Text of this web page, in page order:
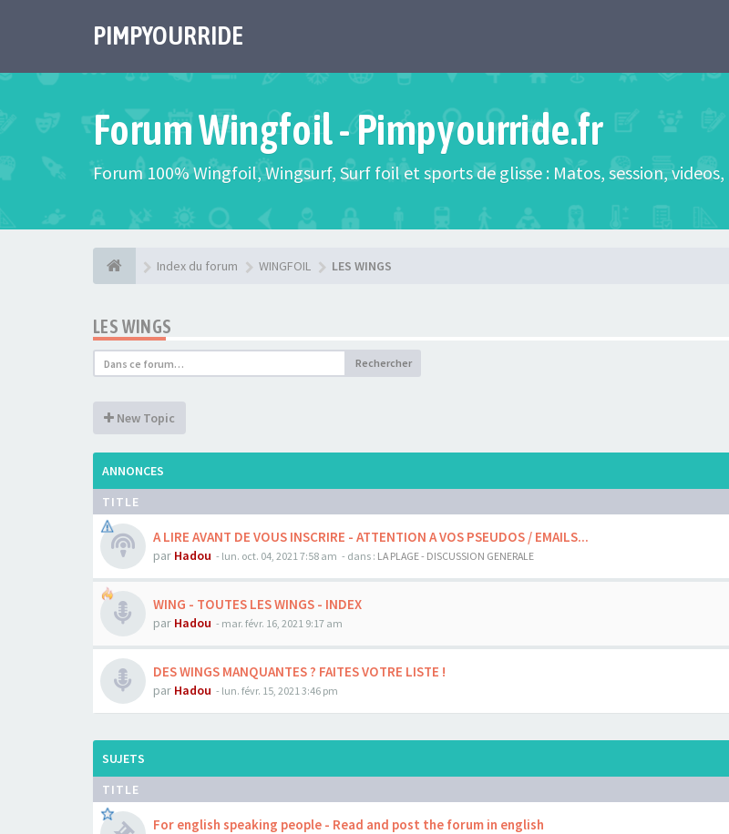
PIMPYOURRIDE
Forum Wingfoil - Pimpyourride.fr
Forum 100% Wingfoil, Wingsurf, Surf foil et sports de glisse : Matos, session,
Index du forum WINGFOIL LES WINGS
LES WINGS
Rechercher
New Topic
ANNONCES
TITLE
A LIRE AVANT DE VOUS INSCRIRE - ATTENTION A VOS PSEUDOS / EMAILS...
par Hadou - lun. oct. 04, 2021 7:58 am - dans : LA PLAGE - DISCUSSION GENERALE
WING - TOUTES LES WINGS - INDEX
par Hadou - mar. févr. 16, 2021 9:17 am
DES WINGS MANQUANTES ? FAITES VOTRE LISTE !
par Hadou - lun. févr. 15, 2021 3:46 pm
SUJETS
TITLE
For english speaking people - Read and post the forum in english